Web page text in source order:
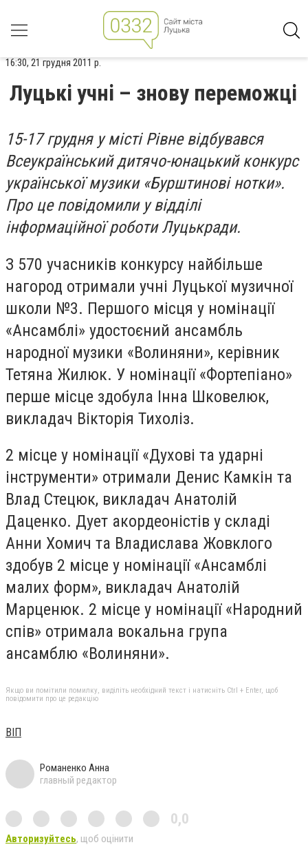
16:30, 21 грудня 2011 р.
Луцькі учні – знову переможці
15-17 грудня у місті Рівне відбувався
Всеукраїнський дитячо-юнацький конкурс
української музики «Бурштинові нотки».
Про це повідомили у відділі
інформаційної роботи Луцькради.
З 570 учасників конкурсу найбільше
нагород отримали учні Луцької музичної
школи №3. Першого місця у номінації
«Ансамблі» удостоєний ансамбль
народної музики «Волиняни», керівник
Тетяна Жилюк. У номінації «Фортепіано»
перше місце здобула Інна Шковелюк,
викладач Вікторія Тихоліз.
2 місце у номінації «Духові та ударні
інструменти» отримали Денис Камкін та
Влад Стецюк, викладач Анатолій
Даценко. Дует акордеоністів у складі
Анни Хомич та Владислава Жовклого
здобув 2 місце у номінації «Ансамблі
малих форм», викладач Анатолій
Марценюк. 2 місце у номінації «Народний
спів» отримала вокальна група
ансамблю «Волиняни».
Якщо ви помітили помилку, виділіть необхідний текст і натисніть Ctrl + Enter, щоб
повідомити про це редакцію
ВІП
Романенко Анна
главный редактор
0,0
Авторизуйтесь, щоб оцінити